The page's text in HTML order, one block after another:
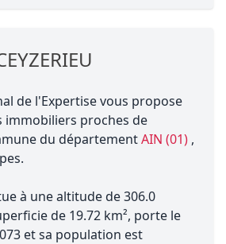
de l'Expertise vous propose
immobiliers proches de
du départementAIN (01) ,
à une altitude de 306.0
de 19.72 km², porte le
et sa population est